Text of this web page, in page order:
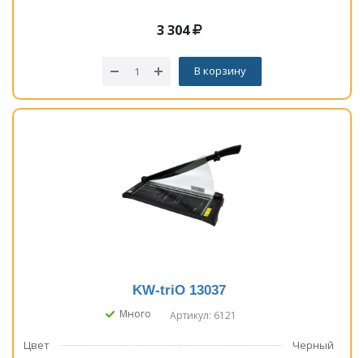
3 304
В корзину
KW-triO 13037
Много Артикул: 6121
Цвет
Черный